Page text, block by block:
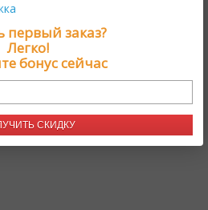
первый заказ?
Легко!
бонус сейчас
СКИДКУ